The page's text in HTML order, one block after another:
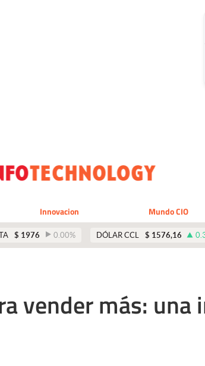
Innovacion Mundo CIO
$ 1976 0.00% DÓLAR CCL $ 1576,16
vender más: